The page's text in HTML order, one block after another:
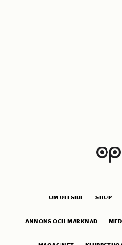
OM OFFSIDE SHOP
ANNONS OCH MARKNAD